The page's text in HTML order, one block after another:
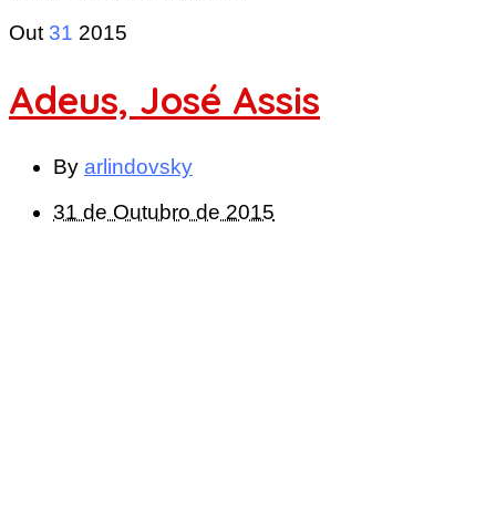
Out 31 2015
Adeus, José Assis
By arlindovsky
31 de Outubro de 2015